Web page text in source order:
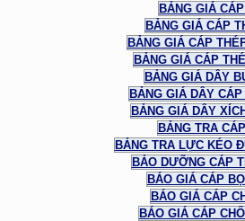
BẢNG GIÁ
BẢNG GIÁ CÁP
BẢNG GIÁ CÁP
BẢNG GIÁ CÁP
BẢNG GIÁ DÂY
BẢNG GIÁ DÂY
BẢNG GIÁ DÂY
BẢNG TRA
BẢNG TRA LỰC KÉO
BẢO DƯỠNG CÁP
BÁO GIÁ CÁP
BÁO GIÁ CÁP
BÁO GIÁ CÁP